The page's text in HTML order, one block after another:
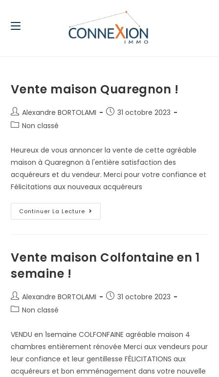
Vente maison Quaregnon !
Alexandre BORTOLAMI
31 octobre 2023
Non classé
Heureux de vous annoncer la vente de cette agréable
maison à Quaregnon à l'entière satisfaction des
acquéreurs et du vendeur. Merci pour votre confiance et
Félicitations aux nouveaux acquéreurs
Continuer La Lecture
Vente maison Colfontaine en 1
semaine !
Alexandre BORTOLAMI
31 octobre 2023
Non classé
VENDU en 1semaine COLFONFAINE agréable maison 4
chambres entièrement rénovée Merci aux vendeurs pour
leur confiance et leur gentillesse FÉLICITATIONS aux
acquéreurs et bon emménagement dans votre nouvelle